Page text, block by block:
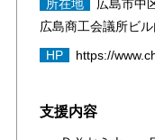
所在地
広島市中
広島商工会議所ビル
HP
https://
支援内容